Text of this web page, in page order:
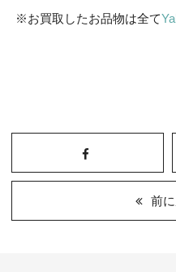
お買取したお品物は全て
前